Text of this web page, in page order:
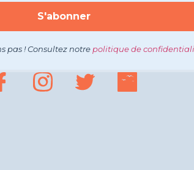
pas ! Consultez notre politique de